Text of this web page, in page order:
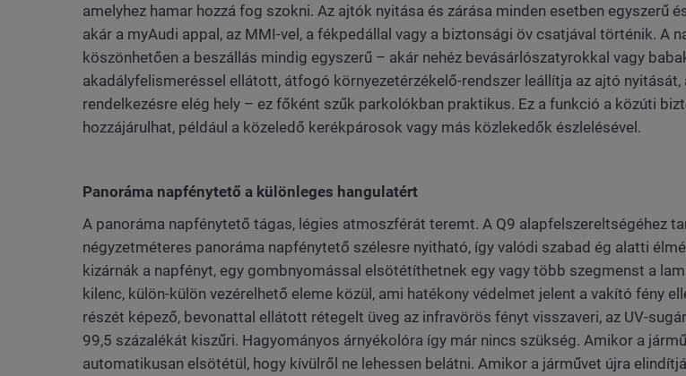
amelyhez hamar hozzá fog szokni. Az ajtók nyitása és zárása minden esetben egyszerű
akár a myAudi appal, az MMI-vel, a fékpedállal vagy a biztonsági öv csatjával történik. A
köszönhetően a beszállás mindig egyszerű – akár nehéz bevásárlószatyrokkal vagy
akadályfelismeréssel ellátott, átfogó környezetérzékelő-rendszer leállítja az ajtó nyitását,
rendelkezésre elég hely – ez főként szűk parkolókban praktikus. Ez a funkció a közúti
hozzájárulhat, például a közeledő kerékpárosok vagy más közlekedők észlelésével.
Panoráma napfénytető a különleges hangulatért
A panoráma napfénytető tágas, légies atmoszférát teremt. A Q9 alapfelszereltségéhez
négyzetméteres panoráma napfénytető szélesre nyitható, így valódi szabad ég alatti
kizárnák a napfényt, egy gombnyomással elsötétíthetnek egy vagy több szegmenst a
kilenc, külön-külön vezérelhető eleme közül, ami hatékony védelmet jelent a vakító fény
részét képező, bevonattal ellátott rétegelt üveg az infravörös fényt visszaveri, az UV-
99,5 százalékát kiszűri. Hagyományos árnyékolóra így már nincs szükség. Amikor a
automatikusan elsötétül, hogy kívülről ne lehessen belátni. Amikor a járművet újra